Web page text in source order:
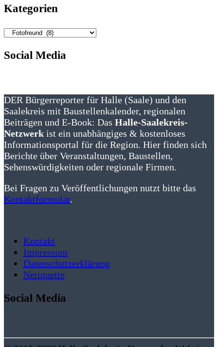
Kategorien
Kategorien
Social Media
DER Bürgerreporter für Halle (Saale) und den
Saalekreis mit Baustellenkalender, regionalen
Beiträgen und E-Book: Das Halle-Saalekreis-
Netzwerk ist ein unabhängiges & kostenloses
Informationsportal für die Region. Hier finden sich
Berichte über Veranstaltungen, Baustellen,
Sehenswürdigkeiten oder regionale Firmen.
Bei Fragen zu Veröffentlichungen nutzt bitte das
Kontaktformular.
Kontakt
Impressum
Datenschutzerklärung
Netiquette
Social Media